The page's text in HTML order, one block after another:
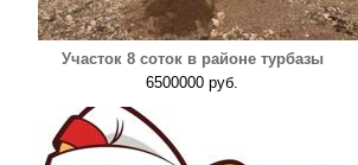
Участок 8 соток в районе турбазы
6500000 руб.